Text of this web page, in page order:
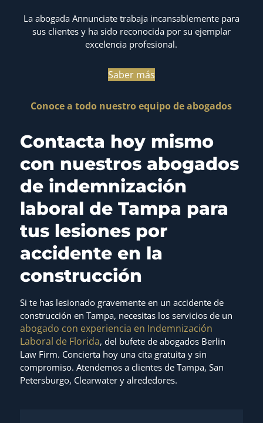
La abogada Annunciate trabaja incansablemente para
sus clientes y ha sido reconocida por su ejemplar
excelencia profesional.
Saber más
Conoce a todo nuestro equipo de abogados
Contacta hoy mismo
con nuestros abogados
de indemnización
laboral de Tampa para
tus lesiones por
accidente en la
construcción
Si te has lesionado gravemente en un accidente de
construcción en Tampa, necesitas los servicios de un
abogado con experiencia en Indemnización
Laboral de Florida, del bufete de abogados Berlin
Law Firm. Concierta hoy una cita gratuita y sin
compromiso. Atendemos a clientes de Tampa, San
Petersburgo, Clearwater y alrededores.